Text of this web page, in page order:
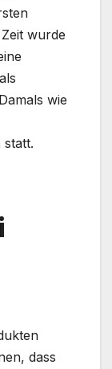
wurde
wie
dass